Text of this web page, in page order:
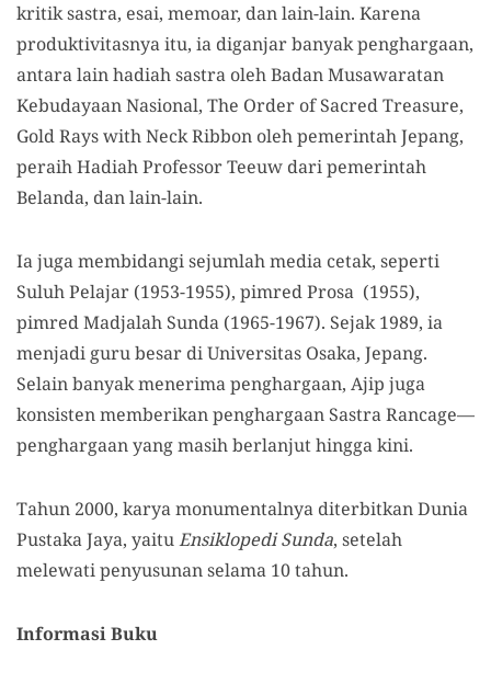
kritik sastra, esai, memoar, dan lain-lain. Karena
produktivitasnya itu, ia diganjar banyak penghargaan,
antara lain hadiah sastra oleh Badan Musawaratan
Kebudayaan Nasional, The Order of Sacred Treasure,
Gold Rays with Neck Ribbon oleh pemerintah Jepang,
peraih Hadiah Professor Teeuw dari pemerintah
Belanda, dan lain-lain.
Ia juga membidangi sejumlah media cetak, seperti
Suluh Pelajar (1953-1955), pimred Prosa (1955),
pimred Madjalah Sunda (1965-1967). Sejak 1989, ia
menjadi guru besar di Universitas Osaka, Jepang.
Selain banyak menerima penghargaan, Ajip juga
konsisten memberikan penghargaan Sastra Rancage—
penghargaan yang masih berlanjut hingga kini.
Tahun 2000, karya monumentalnya diterbitkan Dunia
Pustaka Jaya, yaituEnsiklopedi Sunda, setelah
melewati penyusunan selama 10 tahun.
Informasi Buku